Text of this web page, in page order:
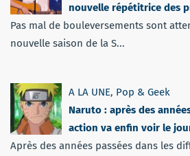
nouvelle répétitrice des
Pas mal de bouleversements sont
nouvelle saison de la S...
A LA UNE, Pop & Geek
Naruto : après des
action va enfin voir le
Après des années passées dans les